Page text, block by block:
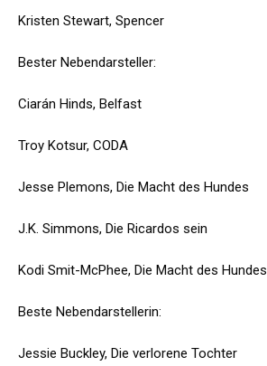
Kristen Stewart, Spencer
Bester Nebendarsteller:
Ciarán Hinds, Belfast
Troy Kotsur, CODA
Jesse Plemons, Die Macht des Hundes
J.K. Simmons, Die Ricardos sein
Kodi Smit-McPhee, Die Macht des Hundes
Beste Nebendarstellerin:
Jessie Buckley, Die verlorene Tochter